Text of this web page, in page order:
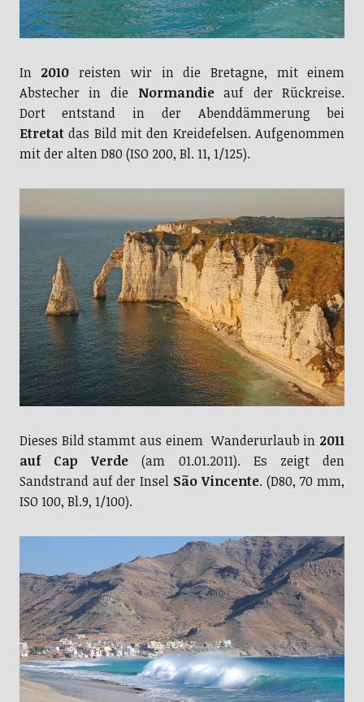
In 2010 reisten wir in die Bretagne, mit einem
Abstecher in die Normandieauf der Rückreise.
Dort entstand in der Abenddämmerung bei
Etretatdas Bild mit den Kreidefelsen. Aufgenommen
mit der alten D80 (ISO 200, Bl. 11, 1/125).
Dieses Bild stammt aus einem Wanderurlaub in 2011
auf Cap Verde (am 01.01.2011). Es zeigt den
Sandstrand auf der Insel São Vincente. (D80, 70 mm,
ISO 100, Bl.9, 1/100).